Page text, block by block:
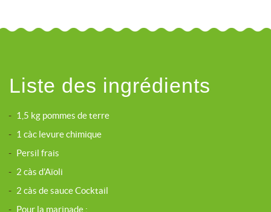
Liste des ingrédients
- 1,5 kg pommes de terre
- 1 càc levure chimique
- Persil frais
- 2 càs d’Aïoli
- 2 càs de sauce Cocktail
- Pour la marinade :